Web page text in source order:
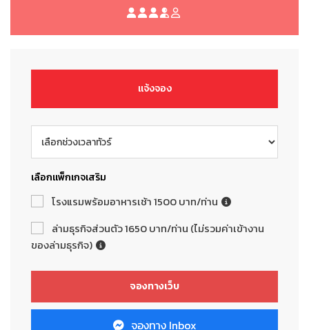
แจ้งจอง
เลือกแพ็กเกจเสริม
โรงแรมพร้อมอาหารเช้า 1500 บาท/ท่าน
ล่ามธุรกิจส่วนตัว 1650 บาท/ท่าน (ไม่รวมค่าเข้างาน
ของล่ามธุรกิจ)
จองทาง Inbox